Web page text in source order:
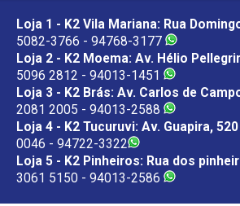
Loja 1 - K2 Vila Mariana: Rua
5082-3766 - 94768-3177
Loja 2 - K2 Moema: Av. Hélio
5096 2812 - 94013-1451
Loja 3 - K2 Brás: Av. Carlos de
2081 2005 - 94013-2588
Loja 4 - K2 Tucuruvi: Av. Guapira,
0046 - 94722-3322
Loja 5 - K2 Pinheiros: Rua dos
3061 5150 - 94013-2586